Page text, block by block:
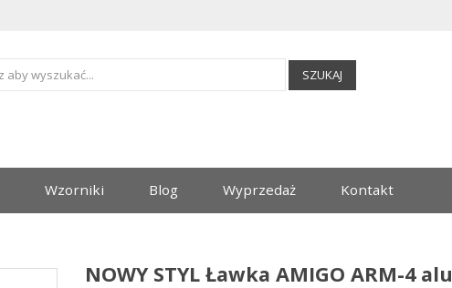
SZUKAJ
Wzorniki Blog Wyprzedaż Kontakt
NOWY STYL Ławka AMIGO ARM-4 alu